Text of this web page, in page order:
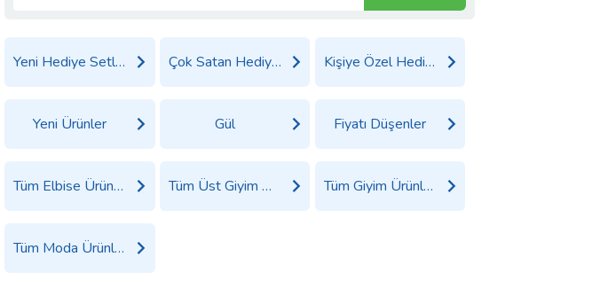
Yeni Hediye Setleri Çok Satan Hediyeler Kişiye Özel Hediyeler
Yeni Ürünler Gül Fiyatı Düşenler
Tüm Elbise Ürünleri Tüm Üst Giyim Ürünleri Tüm Giyim Ürünleri
Tüm Moda Ürünleri